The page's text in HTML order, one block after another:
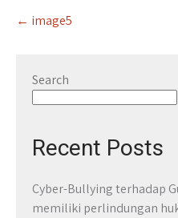
Post
navigation
← image5
Search
Recent Posts
Cyber-Bullying terhadap
memiliki perlindungan